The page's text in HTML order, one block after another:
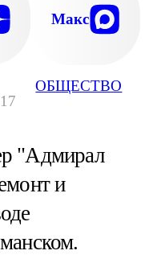
ОБЩЕСТВО
Макс
"Адмирал
и